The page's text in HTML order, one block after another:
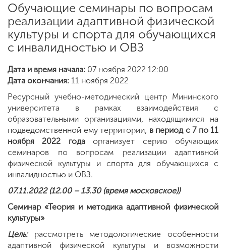
Обучающие семинары по вопросам
реализации адаптивной физической
культуры и спорта для обучающихся
с инвалидностью и ОВЗ
Дата и время начала: 07 ноября 2022 12:00
Дата окончания: 11 ноября 2022
Ресурсный учебно-методический центр Мининского
университета в рамках взаимодействия с
образовательными организациями, находящимися на
подведомственной ему территории, в период с 7 по 11
ноября 2022 годаорганизует серию обучающих
семинаров по вопросам реализации адаптивной
физической культуры и спорта для обучающихся с
инвалидностью и ОВЗ.
07.11.2022 (12.00 – 13.30 (время московское))
Семинар «Теория и методика адаптивной физической
культуры»
Цель:рассмотреть методологические особенности
адаптивной физической культуры и возможности